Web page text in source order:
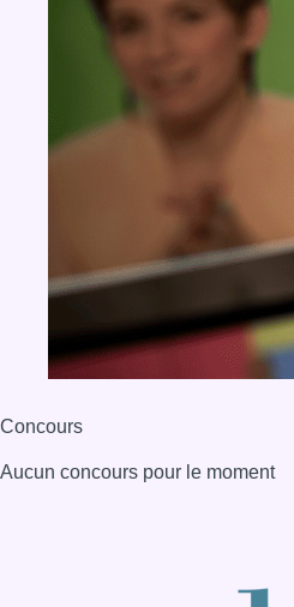
Concours
Aucun concours pour le moment